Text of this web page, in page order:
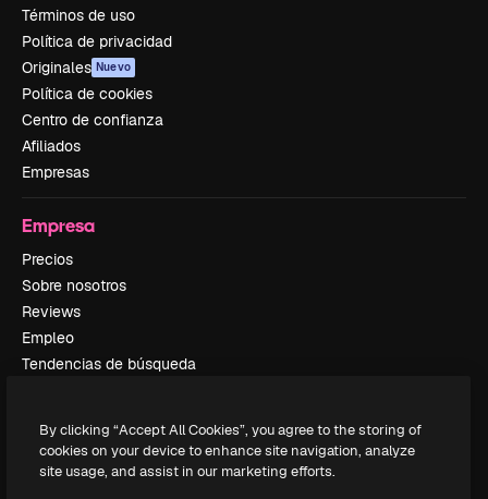
Términos de uso
Política de privacidad
Originales Nuevo
Política de cookies
Centro de confianza
Afiliados
Empresas
Empresa
Precios
Sobre nosotros
Reviews
Empleo
Tendencias de búsqueda
Slidesgo
Vender contenido
By clicking “Accept All Cookies”, you agree to the storing of
cookies on your device to enhance site navigation, analyze
site usage, and assist in our marketing efforts.